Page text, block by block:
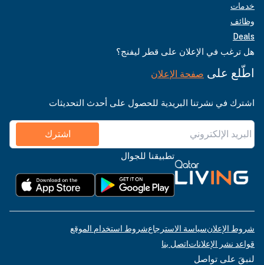
خدمات
وظائف
Deals
هل ترغب في الإعلان على قطر ليفنج؟
اطّلع على صفحة الإعلان
اشترك في نشرتنا البريدية للحصول على أحدث التحديثات
اشترك
تطبيقنا للجوال
شروط الإعلانسياسة الاسترجاعشروط استخدام الموقع
قواعد نشر الإعلاناتاتصل بنا
لنبقَ على تواصل